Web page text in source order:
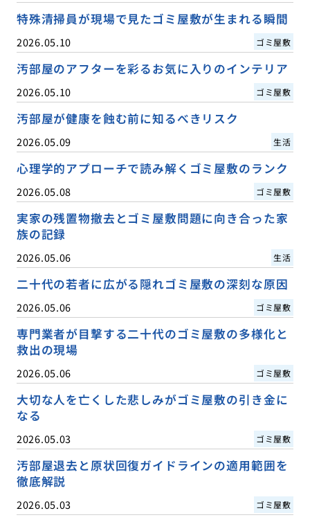
特殊清掃員が現場で見たゴミ屋敷が生まれる瞬間
2026.05.10 ゴミ屋敷
汚部屋のアフターを彩るお気に入りのインテリア
2026.05.10 ゴミ屋敷
汚部屋が健康を蝕む前に知るべきリスク
2026.05.09 生活
心理学的アプローチで読み解くゴミ屋敷のランク
2026.05.08 ゴミ屋敷
実家の残置物撤去とゴミ屋敷問題に向き合った家
族の記録
2026.05.06 生活
二十代の若者に広がる隠れゴミ屋敷の深刻な原因
2026.05.06 ゴミ屋敷
専門業者が目撃する二十代のゴミ屋敷の多様化と
救出の現場
2026.05.06 ゴミ屋敷
大切な人を亡くした悲しみがゴミ屋敷の引き金に
なる
2026.05.03 ゴミ屋敷
汚部屋退去と原状回復ガイドラインの適用範囲を
徹底解説
2026.05.03 ゴミ屋敷